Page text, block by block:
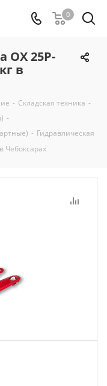
0
OX 25P-
в
- Складская техника -
-
- Гидравлическая
Чебоксарах